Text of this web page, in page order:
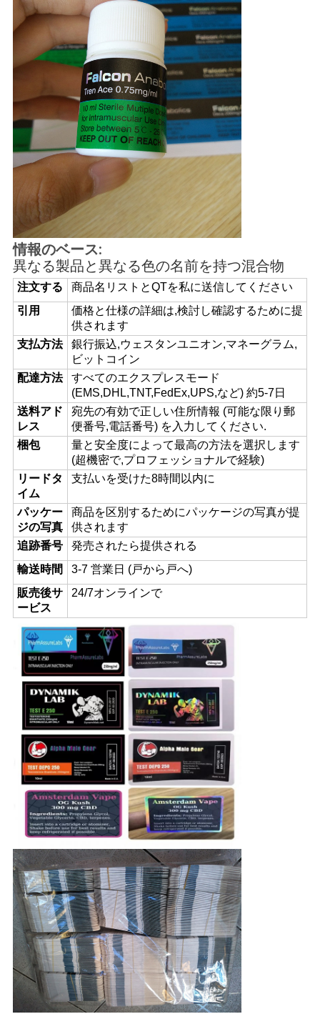
情報のベース:
異なる製品と異なる色の名前を持つ混合物
注文する
商品名リストとQTを私に送信してください
引用
価格と仕様の詳細は,検討し確認するために提
供されます
支払方法
銀行振込,ウェスタンユニオン,マネーグラム,
ビットコイン
配達方法
すべてのエクスプレスモード
(EMS,DHL,TNT,FedEx,UPS,など) 約5-7日
送料アド
レス
宛先の有効で正しい住所情報 (可能な限り郵
便番号,電話番号) を入力してください.
梱包
量と安全度によって最高の方法を選択します
(超機密で,プロフェッショナルで経験)
リードタ
イム
支払いを受けた8時間以内に
パッケー
ジの写真
商品を区別するためにパッケージの写真が提
供されます
追跡番号
発売されたら提供される
輸送時間
3-7 営業日 (戸から戸へ)
販売後サ
ービス
24/7オンラインで